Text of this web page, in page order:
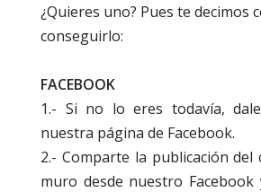
¿Quieres uno? Pues te decimos
conseguirlo:
FACEBOOK
1.- Si no lo eres todavía,
nuestra página de Facebook.
2.- Comparte la publicación
muro desde nuestro Facebook